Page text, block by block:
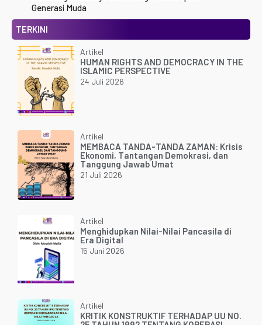
Generasi Muda
TERKINI
Artikel
HUMAN RIGHTS AND DEMOCRACY IN THE
ISLAMIC PERSPECTIVE
24 Juli 2026
Artikel
MEMBACA TANDA-TANDA ZAMAN: Krisis
Ekonomi, Tantangan Demokrasi, dan
Tanggung Jawab Umat
21 Juli 2026
Artikel
Menghidupkan Nilai-Nilai Pancasila di
Era Digital
15 Juni 2026
Artikel
KRITIK KONSTRUKTIF TERHADAP UU NO.